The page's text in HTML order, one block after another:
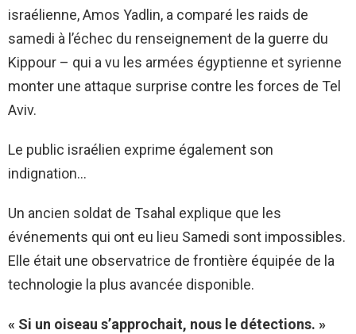
israélienne, Amos Yadlin, a comparé les raids de
samedi à l’échec du renseignement de la guerre du
Kippour – qui a vu les armées égyptienne et syrienne
monter une attaque surprise contre les forces de Tel
Aviv.
Le public israélien exprime également son
indignation…
Un ancien soldat de Tsahal explique que les
événements qui ont eu lieu Samedi sont impossibles.
Elle était une observatrice de frontière équipée de la
technologie la plus avancée disponible.
« Si un oiseau s’approchait, nous le détections. »